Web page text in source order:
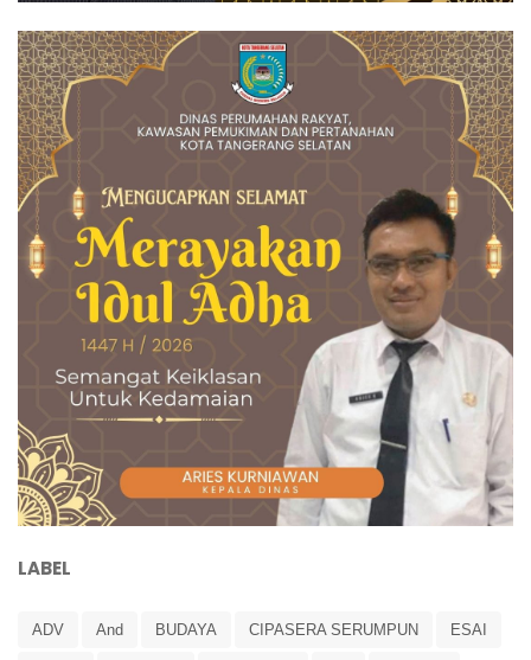
LABEL
ADV And BUDAYA CIPASERA SERUMPUN ESAI